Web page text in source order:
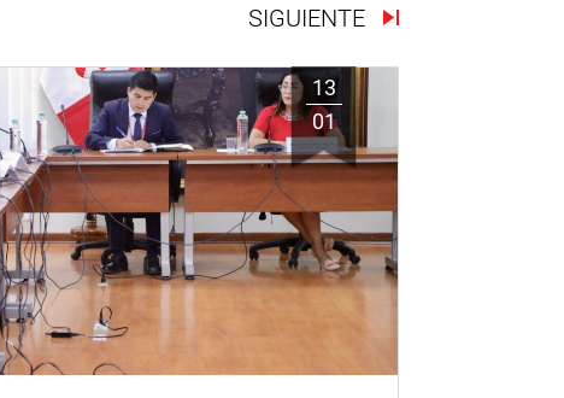
SIGUIENTE
13
01